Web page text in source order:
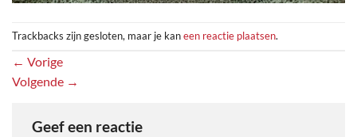
Trackbacks zijn gesloten, maar je kaneen reactie plaatsen.
← Vorige
Volgende →
Geef een reactie